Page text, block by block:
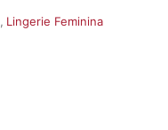
, Lingerie Feminina